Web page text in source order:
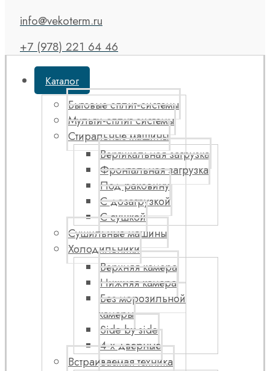
info@vekoterm.ru
+7 (978) 221 64 46
Каталог
Бытовые сплит-системы
Мульти-сплит системы
Стиральные машины
Вертикальная загрузка
Фронтальная загрузка
Под раковину
С дозагрузкой
С сушкой
Сушильные машины
Холодильники
Верхняя камера
Нижняя камера
Без морозильной
камеры
Side by side
4-х дверные
Встраиваемая техника